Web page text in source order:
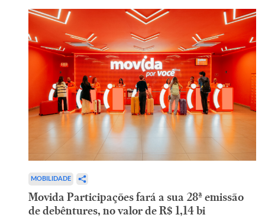
MOBILIDADE
Movida Participações fará a sua 28ª emissão
de debêntures, no valor de R$ 1,14 bi